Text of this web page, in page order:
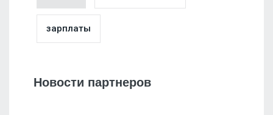
зарплаты
Новости партнеров